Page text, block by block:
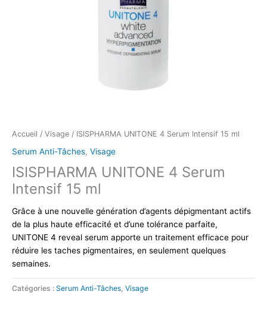
Accueil / Visage / ISISPHARMA UNITONE 4 Serum Intensif 15 ml
Serum Anti-Tâches, Visage
ISISPHARMA UNITONE 4 Serum
Intensif 15 ml
Grâce à une nouvelle génération d’agents dépigmentant actifs
de la plus haute efficacité et d’une tolérance parfaite,
UNITONE 4 reveal serum apporte un traitement efficace pour
réduire les taches pigmentaires, en seulement quelques
semaines.
Catégories : Serum Anti-Tâches, Visage